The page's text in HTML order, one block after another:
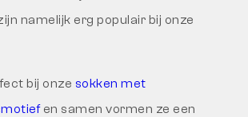
namelijk erg populair bij onze
bij onze sokken met
en samen vormen ze een